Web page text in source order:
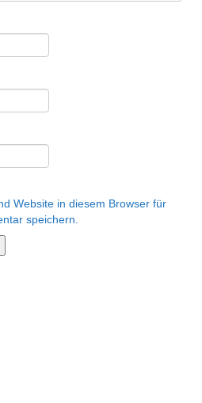
Website in diesem Browser für
speichern.